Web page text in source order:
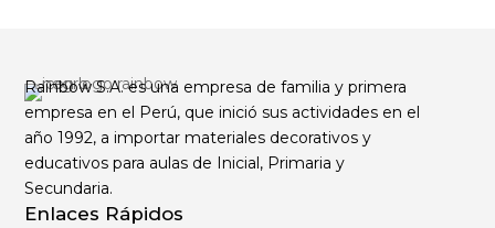
Rainbow S.A. es una empresa de familia y primera
empresa en el Perú, que inició sus actividades en el
año 1992, a importar materiales decorativos y
educativos para aulas de Inicial, Primaria y
Secundaria.
Enlaces Rápidos